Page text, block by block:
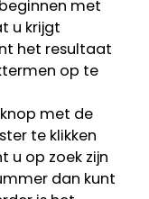
met
u krijgt
het resultaat
op te
met de
te klikken
u op zoek zijn
dan kunt